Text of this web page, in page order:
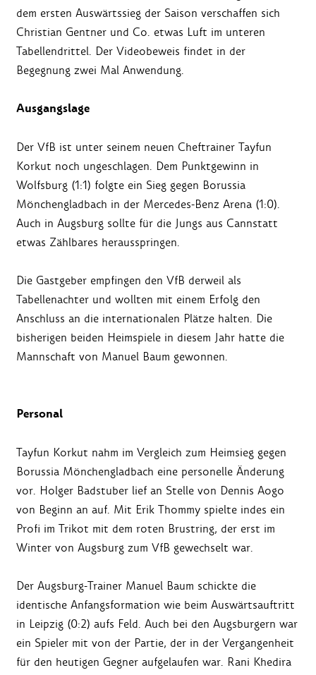
dem ersten Auswärtssieg der Saison verschaffen sich
Christian Gentner und Co. etwas Luft im unteren
Tabellendrittel. Der Videobeweis findet in der
Begegnung zwei Mal Anwendung.
Ausgangslage
Der VfB ist unter seinem neuen Cheftrainer Tayfun
Korkut noch ungeschlagen. Dem Punktgewinn in
Wolfsburg (1:1) folgte ein Sieg gegen Borussia
Mönchengladbach in der Mercedes-Benz Arena (1:0).
Auch in Augsburg sollte für die Jungs aus Cannstatt
etwas Zählbares herausspringen.
Die Gastgeber empfingen den VfB derweil als
Tabellenachter und wollten mit einem Erfolg den
Anschluss an die internationalen Plätze halten. Die
bisherigen beiden Heimspiele in diesem Jahr hatte die
Mannschaft von Manuel Baum gewonnen.
Personal
Tayfun Korkut nahm im Vergleich zum Heimsieg gegen
Borussia Mönchengladbach eine personelle Änderung
vor. Holger Badstuber lief an Stelle von Dennis Aogo
von Beginn an auf. Mit Erik Thommy spielte indes ein
Profi im Trikot mit dem roten Brustring, der erst im
Winter von Augsburg zum VfB gewechselt war.
Der Augsburg-Trainer Manuel Baum schickte die
identische Anfangsformation wie beim Auswärtsauftritt
in Leipzig (0:2) aufs Feld. Auch bei den Augsburgern war
ein Spieler mit von der Partie, der in der Vergangenheit
für den heutigen Gegner aufgelaufen war. Rani Khedira